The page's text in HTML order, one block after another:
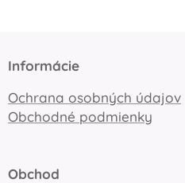
Informácie
Ochrana osobných údajov
Obchodné podmienky
Obchod